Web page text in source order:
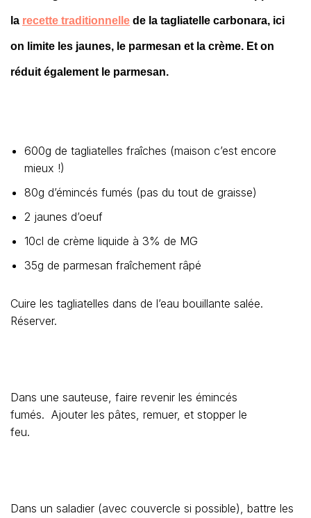
la recette traditionnelle de la tagliatelle carbonara, ici
on limite les jaunes, le parmesan et la crème. Et on
réduit également le parmesan.
600g de tagliatelles fraîches (maison c’est encore
mieux !)
80g d’émincés fumés (pas du tout de graisse)
2 jaunes d’oeuf
10cl de crème liquide à 3% de MG
35g de parmesan fraîchement râpé
Cuire les tagliatelles dans de l’eau bouillante salée.
Réserver.
Dans une sauteuse, faire revenir les émincés
fumés. Ajouter les pâtes, remuer, et stopper le
feu.
Dans un saladier (avec couvercle si possible), battre les